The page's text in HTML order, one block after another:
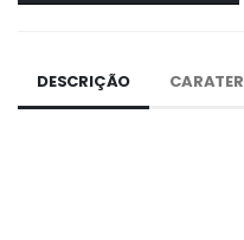
DESCRIÇÃO